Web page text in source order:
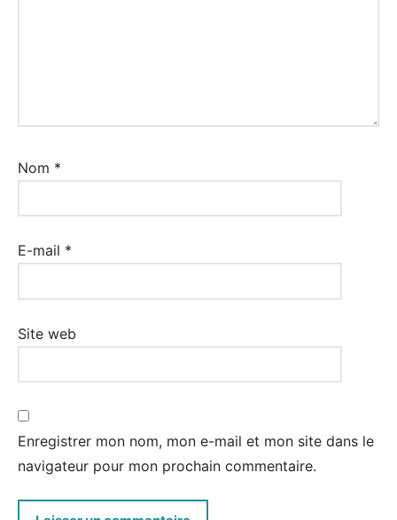
Nom *
E-mail *
Site web
Enregistrer mon nom, mon e-mail et mon site dans le
navigateur pour mon prochain commentaire.